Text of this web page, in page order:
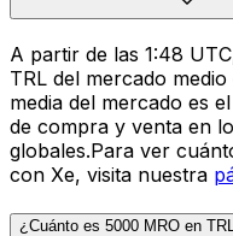
A partir de las 1:48
TRL del mercado
media del mercado es
de compra y venta en
globales.Para ver
con Xe, visita nuestra
¿Cuánto es 5000 MRO en